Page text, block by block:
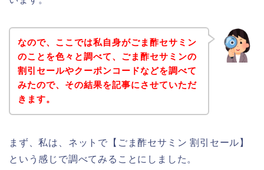
なので、ここでは私自身がごま酢セサミン
のことを色々と調べて、ごま酢セサミンの
割引セールやクーポンコードなどを調べて
みたので、その結果を記事にさせていただ
きます。
まず、私は、ネットで【ごま酢セサミン 割引セール】
という感じで調べてみることにしました。